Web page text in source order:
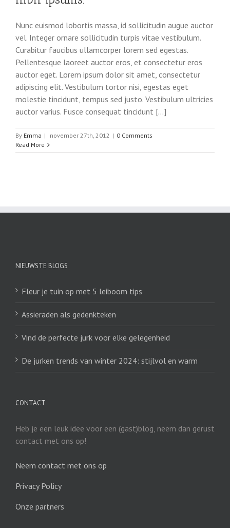
Nunc euismod lobortis massa, id sollicitudin augue auctor
vel. Integer ornare sollicitudin turpis vitae vestibulum.
Curabitur faucibus ullamcorper lorem sed egestas.
Pellentesque laoreet auctor eros, et consectetur eros
auctor eget. Lorem ipsum dolor sit amet, consectetur
adipiscing elit. Vestibulum tortor nisi, egestas eget
molestie tincidunt, tempus sed justo. Vestibulum ultricies
auctor varius. Fusce consequat tincidunt [...]
By Emma | november 27th, 2012 | 0 Comments
Read More
NIEUWSTE BLOGS
Fleur je tuin op met 5 leiboom tips
Assieraden als gedenkteken
Vind de perfecte jurk voor elke gelegenheid
De jurken trends van winter 2024: stijlvol en warm
CONTACT
Heb je een leuk idee voor een (gast)blog, neem dan gerust
contact met ons op!
Neem contact met ons op
Privacy Policy
Onze partners